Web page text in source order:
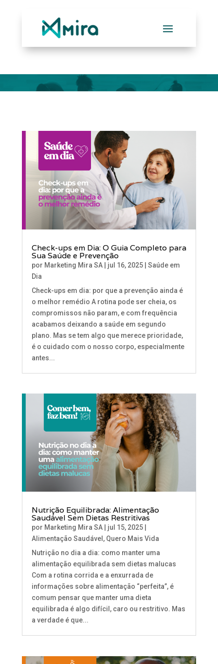
Check-ups em Dia: O Guia Completo para
Sua Saúde e Prevenção
por Marketing Mira SA| jul 16, 2025| Saúde em
Dia
Check-ups em dia: por que a prevenção ainda é
o melhor remédio A rotina pode ser cheia, os
compromissos não param, e com frequência
acabamos deixando a saúde em segundo
plano. Mas se tem algo que merece prioridade,
é o cuidado com o nosso corpo, especialmente
antes...
Nutrição Equilibrada: Alimentação
Saudável Sem Dietas Restritivas
por Marketing Mira SA| jul 15, 2025|
Alimentação Saudável , Quero Mais Vida
Nutrição no dia a dia: como manter uma
alimentação equilibrada sem dietas malucas
Com a rotina corrida e a enxurrada de
informações sobre alimentação “perfeita”, é
comum pensar que manter uma dieta
equilibrada é algo difícil, caro ou restritivo. Mas
a verdade é que...